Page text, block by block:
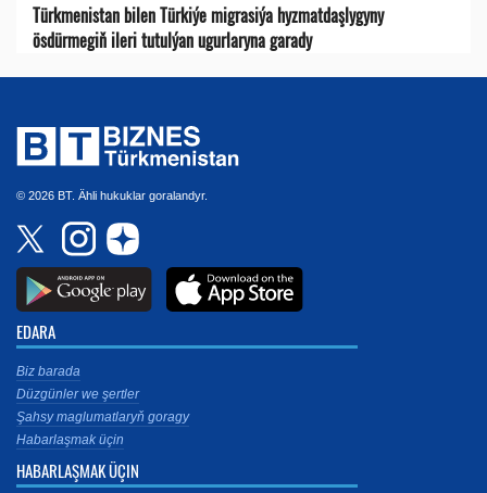
Türkmenistan bilen Türkiýe migrasiýa hyzmatdaşlygyny
ösdürmegiň ileri tutulýan ugurlaryna garady
© 2026 BT. Ähli hukuklar goralandyr.
EDARA
Biz barada
Düzgünler we şertler
Şahsy maglumatlaryň goragy
Habarlaşmak üçin
HABARLAŞMAK ÜÇIN